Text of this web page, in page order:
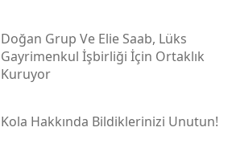
Doğan Grup Ve Elie Saab, Lüks
Gayrimenkul İşbirliği İçin Ortaklık
Kuruyor
Kola Hakkında Bildiklerinizi Unutun!